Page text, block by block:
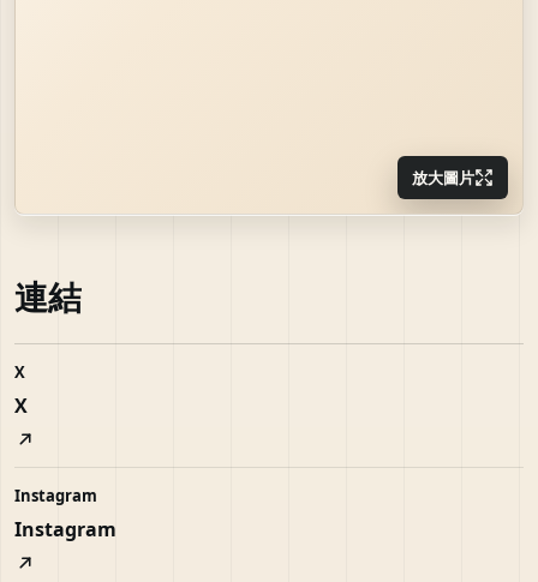
放大圖片
連結
X
X
Instagram
Instagram